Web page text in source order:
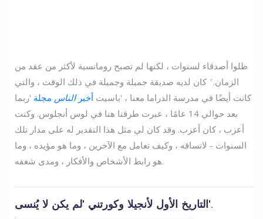
ظلوا أصدقاء لسنوات ، لكنها لم تصبح رومانسية لأكثر من عقد من
الزمان. كان لديه صديقة جميلة وجميلة في ذلك الوقت ، والتي
كانت أيضًا في مدرسة الدراما معنا ، 'باسيت أخبرالناس مجلة 'ربما
بعد حوالي 14 عامًا ، عبرت طرقنا هنا في لوس أنجلوس. وكنت
أعزب ، كان أعزب. وقد كان لي مثل هذا التقدير له على مدار تلك
السنوات - لاتساقه ، وكيف تعامل مع الآخرين ، وما هو مؤيده ، وما
هو رابط الأشخاص والأفكار ، ومدى شغفه.
التاريخ الأول لأنجيلا وكورتني 'لم يكن لا يُنسى'.